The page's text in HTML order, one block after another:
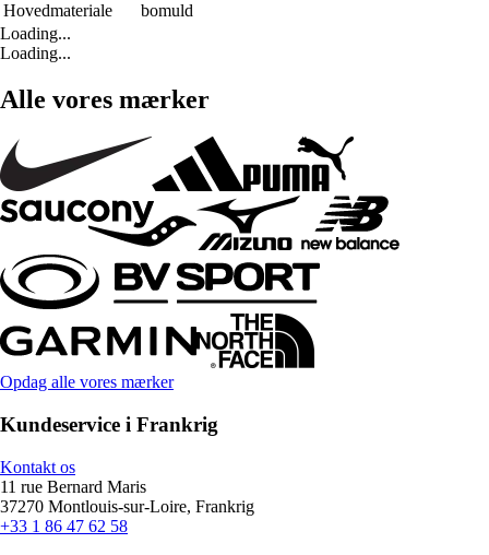
Hovedmateriale
bomuld
Loading...
Loading...
Alle vores mærker
Opdag alle vores mærker
Kundeservice i Frankrig
Kontakt os
11 rue Bernard Maris
37270 Montlouis-sur-Loire, Frankrig
+33 1 86 47 62 58